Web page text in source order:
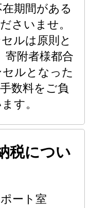
期間がある
さいませ。
ルは原則と
寄附者様都合
ルとなった
数料をご負
す。
税につい
ート室